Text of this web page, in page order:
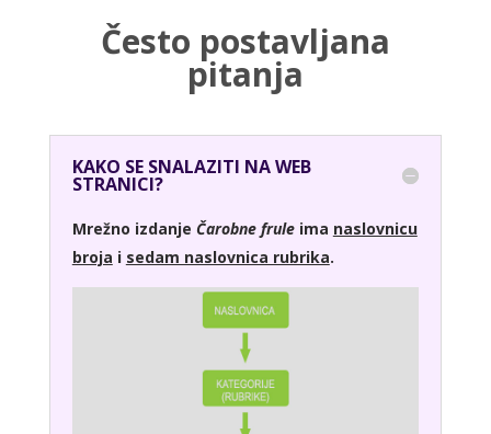
Često postavljana
pitanja
KAKO SE SNALAZITI NA WEB
STRANICI?
Mrežno izdanje Čarobne fruleima naslovnicu
broja i sedam naslovnica rubrika.